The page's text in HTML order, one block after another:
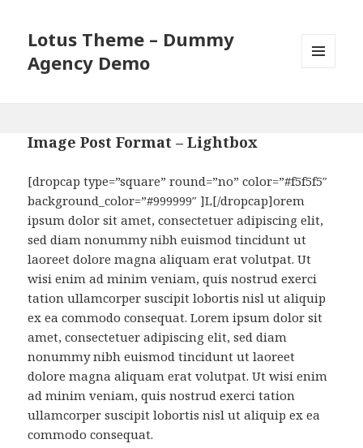
Lotus Theme – Dummy
Agency Demo
Image Post Format – Lightbox
[dropcap type=”square” round=”no” color=”#f5f5f5″
background_color=”#999999″ ]L[/dropcap]orem
ipsum dolor sit amet, consectetuer adipiscing elit,
sed diam nonummy nibh euismod tincidunt ut
laoreet dolore magna aliquam erat volutpat. Ut
wisi enim ad minim veniam, quis nostrud exerci
tation ullamcorper suscipit lobortis nisl ut aliquip
ex ea commodo consequat. Lorem ipsum dolor sit
amet, consectetuer adipiscing elit, sed diam
nonummy nibh euismod tincidunt ut laoreet
dolore magna aliquam erat volutpat. Ut wisi enim
ad minim veniam, quis nostrud exerci tation
ullamcorper suscipit lobortis nisl ut aliquip ex ea
commodo consequat.